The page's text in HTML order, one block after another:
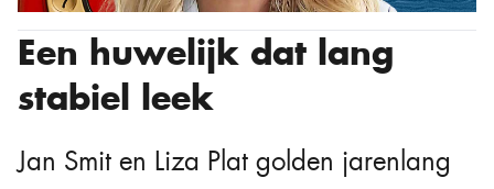
Een huwelijk dat lang
stabiel leek
Jan Smit en Liza Plat golden jarenlang